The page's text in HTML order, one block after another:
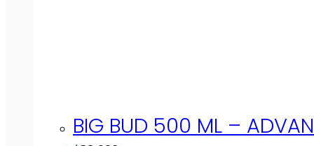
BIG BUD 500 ML –